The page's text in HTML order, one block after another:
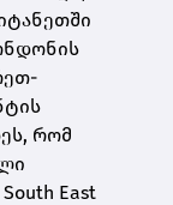
რომ
East